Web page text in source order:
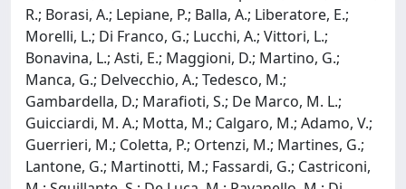
R.; Borasi, A.; Lepiane, P.; Balla, A.; Liberatore, E.;
Morelli, L.; Di Franco, G.; Lucchi, A.; Vittori, L.;
Bonavina, L.; Asti, E.; Maggioni, D.; Martino, G.;
Manca, G.; Delvecchio, A.; Tedesco, M.;
Gambardella, D.; Marafioti, S.; De Marco, M. L.;
Guicciardi, M. A.; Motta, M.; Calgaro, M.; Adamo, V.;
Guerrieri, M.; Coletta, P.; Ortenzi, M.; Martines, G.;
Lantone, G.; Martinotti, M.; Fassardi, G.; Castriconi,